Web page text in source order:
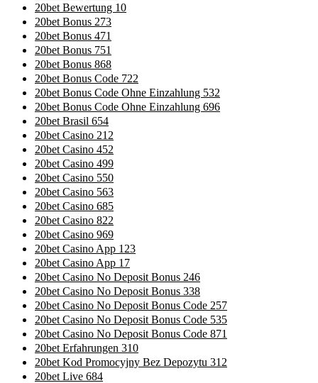
20bet Bewertung 10
20bet Bonus 273
20bet Bonus 471
20bet Bonus 751
20bet Bonus 868
20bet Bonus Code 722
20bet Bonus Code Ohne Einzahlung 532
20bet Bonus Code Ohne Einzahlung 696
20bet Brasil 654
20bet Casino 212
20bet Casino 452
20bet Casino 499
20bet Casino 550
20bet Casino 563
20bet Casino 685
20bet Casino 822
20bet Casino 969
20bet Casino App 123
20bet Casino App 17
20bet Casino No Deposit Bonus 246
20bet Casino No Deposit Bonus 338
20bet Casino No Deposit Bonus Code 257
20bet Casino No Deposit Bonus Code 535
20bet Casino No Deposit Bonus Code 871
20bet Erfahrungen 310
20bet Kod Promocyjny Bez Depozytu 312
20bet Live 684